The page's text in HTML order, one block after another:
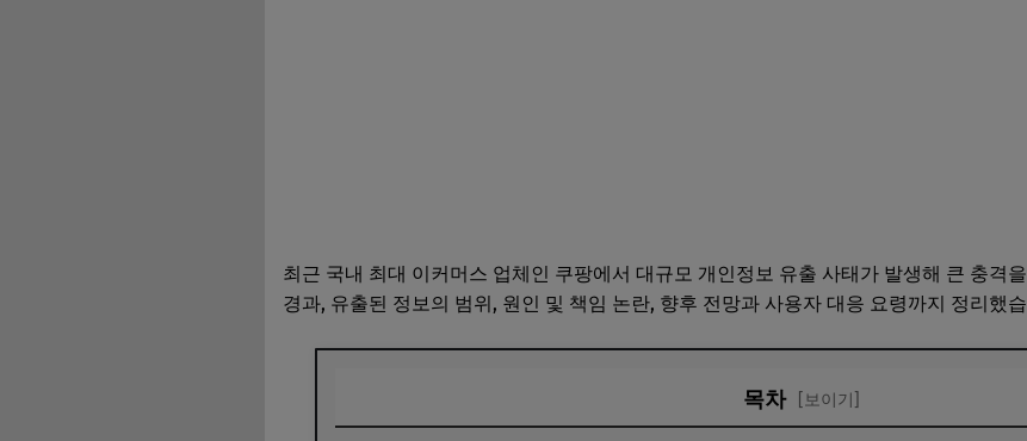
최근 국내 최대 이커머스 업체인 쿠팡에서 대규모 개인정보 유출 사태가 발생해 큰 충격
경과, 유출된 정보의 범위, 원인 및 책임 논란, 향후 전망과 사용자 대응 요령까지 정리했
목차 [보이기]